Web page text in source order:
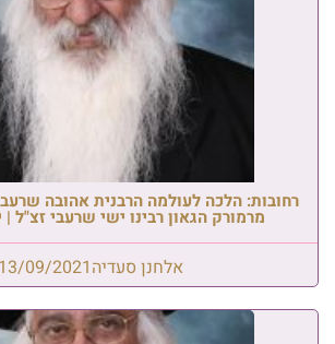
רחובות: הלכה לעולמה הרבנית אהובה
מרמורק הגאון רבינו ישי שרעבי זצ"ל |
אלחנן סעדיה13/09/2021